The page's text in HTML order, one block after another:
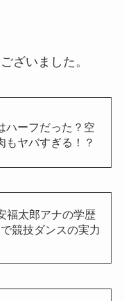
ざいました。
ハーフだった？空
もヤバすぎる！？
福太郎アナの学歴
競技ダンスの実力